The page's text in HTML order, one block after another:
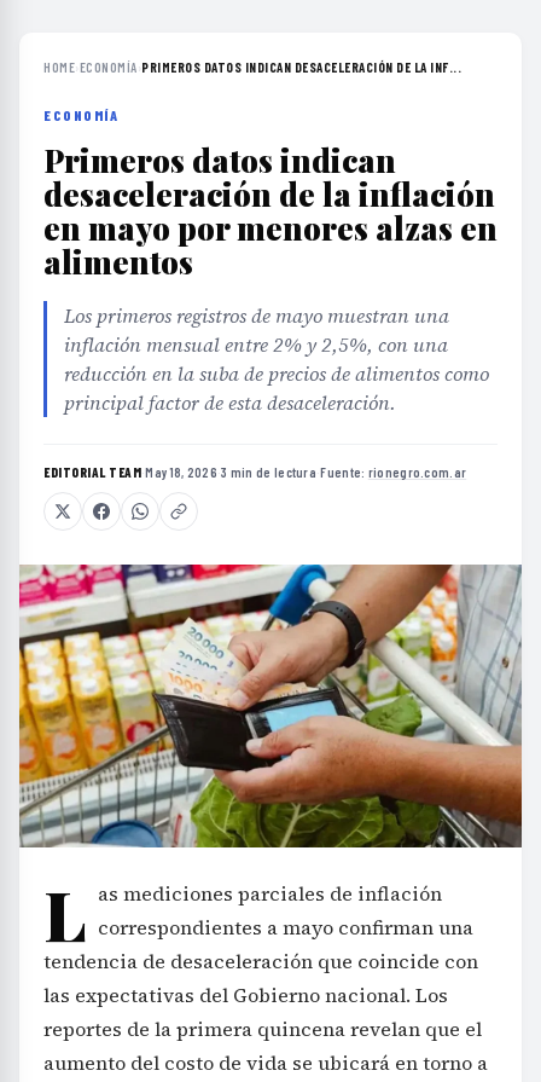
HOME›ECONOMÍA›PRIMEROS DATOS INDICAN DESACELERACIÓN DE LA INF...
ECONOMÍA
Primeros datos indican
desaceleración de la inflación
en mayo por menores alzas en
alimentos
Los primeros registros de mayo muestran una
inflación mensual entre 2% y 2,5%, con una
reducción en la suba de precios de alimentos como
principal factor de esta desaceleración.
EDITORIAL TEAM·May 18, 2026·3 min de lectura·Fuente: rionegro.com.ar
L as mediciones parciales de inflación
correspondientes a mayo confirman una
tendencia de desaceleración que coincide con
las expectativas del Gobierno nacional. Los
reportes de la primera quincena revelan que el
aumento del costo de vida se ubicará en torno a